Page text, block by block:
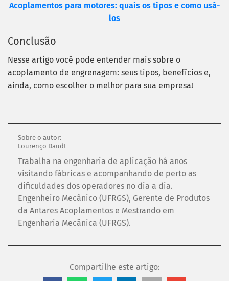
Acoplamentos para motores: quais os tipos e como usá-
los
Conclusão
Nesse artigo você pode entender mais sobre o
acoplamento de engrenagem: seus tipos, benefícios e,
ainda, como escolher o melhor para sua empresa!
Sobre o autor:
Lourenço Daudt
Trabalha na engenharia de aplicação há anos
visitando fábricas e acompanhando de perto as
dificuldades dos operadores no dia a dia.
Engenheiro Mecânico (UFRGS), Gerente de Produtos
da Antares Acoplamentos e Mestrando em
Engenharia Mecânica (UFRGS).
Compartilhe este artigo: